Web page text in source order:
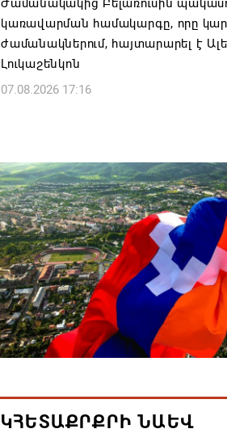
Ժամանակակից Բելառուսին
կառավարման համակարգը, որը կար
ժամանակներում, հայտարարել է
Լուկաշենկոն
07.08.2026 17:16
Հանրապետություն
07.08.2026 16:57
Գարեգին Բ-ի և եպիսկոպոսների
դատավորն ինքնաբացարկ է
07.08.2026 16:55
Թուրքիան, Սաուդյան Արաբիան և
ռազմական դաշինք ստեղծելու
07.08.2026 16:43
ԿՀԵՏԱՔՐՔՐԻ ՆԱԵՎ